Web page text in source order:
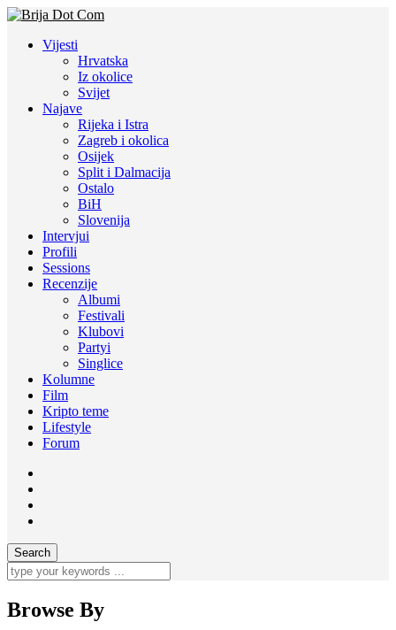
Vijesti
Hrvatska
Iz okolice
Svijet
Najave
Rijeka i Istra
Zagreb i okolica
Osijek
Split i Dalmacija
Ostalo
BiH
Slovenija
Intervjui
Profili
Sessions
Recenzije
Albumi
Festivali
Klubovi
Partyi
Singlice
Kolumne
Film
Kripto teme
Lifestyle
Forum
Browse By